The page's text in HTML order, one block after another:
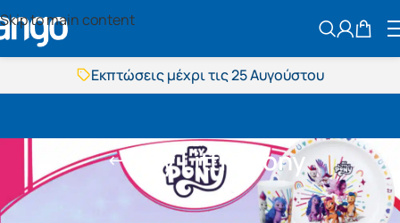
Skip to main content
Εκπτώσεις μέχρι τις 25 Αυγούστου
Δωρεάν μεταφορικά
Άμεση παράδοση
Εκπτώσεις μέχρι τις 25 Αυγούστου
Δωρεάν μεταφορικά
BOXNOW αποστολή
Άμεση παράδοση
My Little Pony